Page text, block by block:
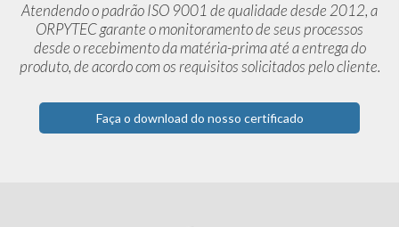
Atendendo o padrão ISO 9001 de qualidade desde 2012,a
ORPYTEC garante o monitoramento de seus processos
desde orecebimento da matéria-prima até a entrega do
produto, de acordocom os requisitos solicitados pelo cliente.
Faça o download do nosso certificado